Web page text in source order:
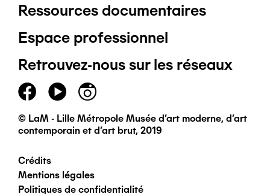
Pied
de
page
principal
Ressources documentaires
Espace professionnel
Retrouvez-nous sur les réseaux
© LaM - Lille Métropole Musée d'art moderne, d'art
contemporain et d'art brut, 2019
Pied
Crédits
Mentions légales
Politiques de confidentialité